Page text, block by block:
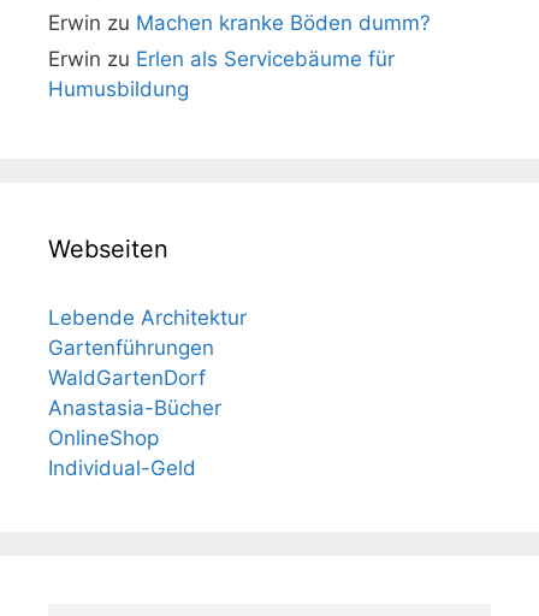
Erwin zu Machen kranke Böden dumm?
Erwin zu Erlen als Servicebäume für
Humusbildung
Webseiten
Lebende Architektur
Gartenführungen
WaldGartenDorf
Anastasia-Bücher
OnlineShop
Individual-Geld